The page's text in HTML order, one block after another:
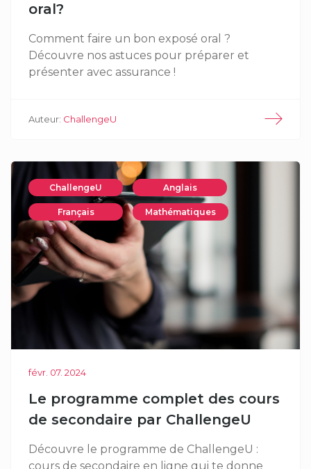
oral?
Comment faire un bon exposé oral ?
Découvre nos astuces pour préparer et
présenter avec assurance !
Auteur: ChallengeU
ChallengeU Anglais
Français Mathématiques
févr. 07. 2024
Le programme complet des cours
de secondaire par ChallengeU
Découvre le programme de ChallengeU :
cours de secondaire en ligne qui te donne